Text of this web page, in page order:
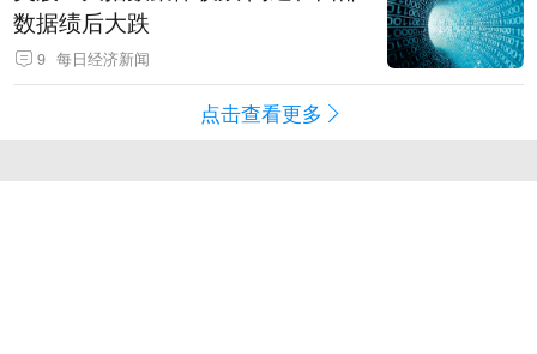
数据绩后大跌
9 每日经济新闻
点击查看更多